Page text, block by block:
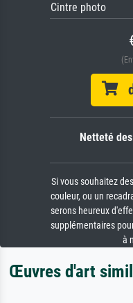
Cintre photo
Netteté
Si vous souhaitez
couleur, ou un
serons heureux
supplémentaires
à
Œuvres d'art